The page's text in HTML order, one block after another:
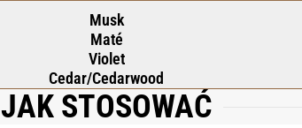
Musk
Maté
Violet
Cedar/Cedarwood
JAK STOSOWAĆ